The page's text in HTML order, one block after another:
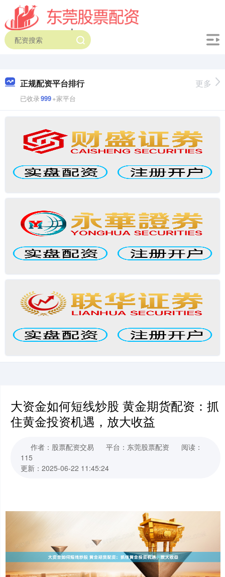
正规配资平台排行
已收录999+家平台
更多
大资金如何短线炒股 黄金期货配资：抓
住黄金投资机遇，放大收益
作者：股票配资交易 平台：东莞股票配资
阅读：
115
更新：2025-06-22 11:45:24